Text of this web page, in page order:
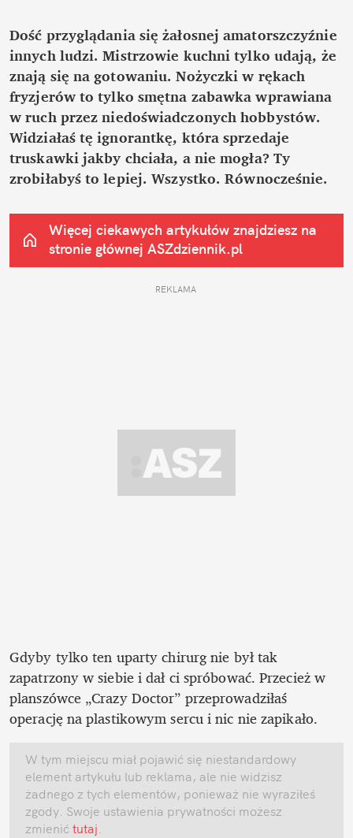
Dość przyglądania się żałosnej amatorszczyźnie
innych ludzi. Mistrzowie kuchni tylko udają, że
znają się na gotowaniu. Nożyczki w rękach
fryzjerów to tylko smętna zabawka wprawiana
w ruch przez niedoświadczonych hobbystów.
Widziałaś tę ignorantkę, która sprzedaje
truskawki jakby chciała, a nie mogła? Ty
zrobiłabyś to lepiej. Wszystko. Równocześnie.
Więcej ciekawych artykułów znajdziesz na
stronie głównej ASZdziennik.pl
REKLAMA
Gdyby tylko ten uparty chirurg nie był tak
zapatrzony w siebie i dał ci spróbować. Przecież w
planszówce „Crazy Doctor” przeprowadziłaś
operację na plastikowym sercu i nic nie zapikało.
W tym miejscu miał pojawić się niestandardowy
element artykułu lub reklama, ale nie widzisz
żadnego z tych elementów, ponieważ nie wyraziłeś
zgody. Swoje ustawienia prywatności możesz
zmienić tutaj.